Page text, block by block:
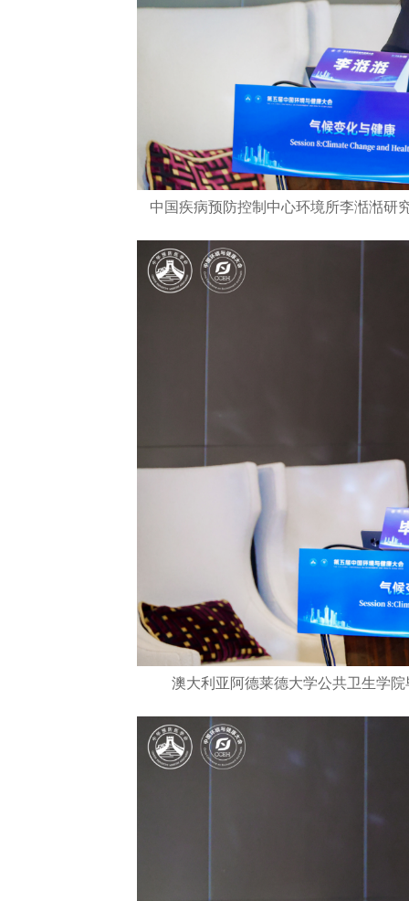
中国疾病预防控制中心环境所李湉湉研
澳大利亚阿德莱德大学公共卫生学